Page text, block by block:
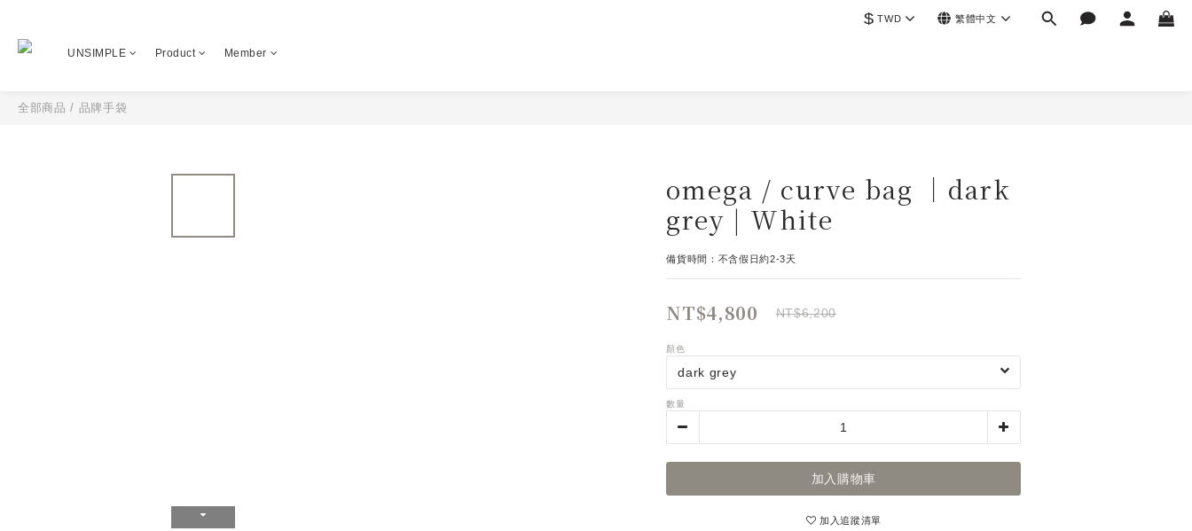
$ TWD 繁體中文
UNSIMPLE Product Member
全部商品 / 品牌手袋
omega / curve bag ｜dark
grey | White
備貨時間：不含假日約2-3天
NT$4,800 NT$6,200
顏色
數量
加入購物車
加入追蹤清單